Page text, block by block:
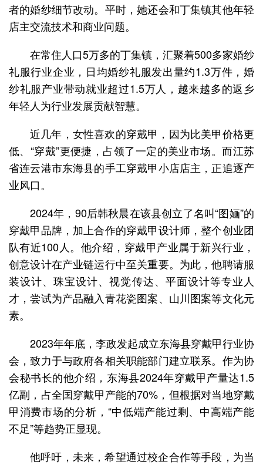
者的婚纱细节改动。平时，她还会和丁集镇其他年轻
店主交流技术和商业问题。
在常住人口5万多的丁集镇，汇聚着500多家婚纱
礼服行业企业，日均婚纱礼服发出量约1.3万件，婚
纱礼服产业带动就业超过1.5万人，越来越多的返乡
年轻人为行业发展贡献智慧。
近几年，女性喜欢的穿戴甲，因为比美甲价格更
低、“穿戴”更便捷，占领了一定的美业市场。而江苏
省连云港市东海县的手工穿戴甲小店店主，正追逐产
业风口。
2024年，90后韩秋晨在该县创立了名叫“图婳”的
穿戴甲品牌，加上合作的穿戴甲设计师，整个创业团
队有近100人。他介绍，穿戴甲产业属于新兴行业，
创意设计在产业链运行中至关重要。为此，他聘请服
装设计、珠宝设计、视觉传达、平面设计等专业人
才，尝试为产品融入青花瓷图案、山川图案等文化元
素。
2023年年底，李政发起成立东海县穿戴甲行业协
会，致力于与政府各相关职能部门建立联系。作为协
会秘书长的他介绍，东海县2024年穿戴甲产量达1.5
亿副，占全国穿戴甲产能的70%，但根据对当地穿戴
甲消费市场的分析，“中低端产能过剩、中高端产能
不足”等趋势正显现。
他呼吁，未来，希望通过校企合作等手段，为当